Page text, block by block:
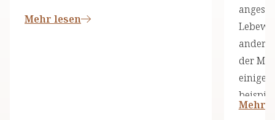
Mehr lesen
andere
der
einige
und
Mehr